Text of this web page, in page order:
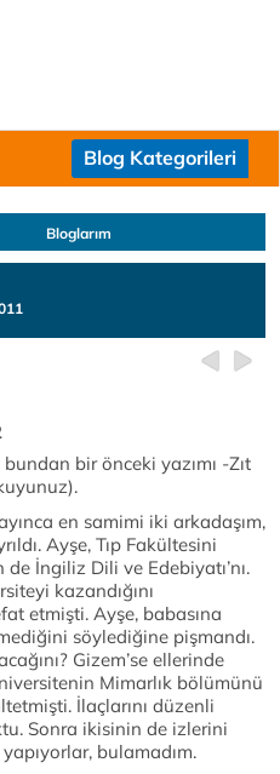
Blog Kategorileri
Bloglarım
bir önceki yazımı -Zıt
en samimi iki arkadaşım,
Ayşe, Tıp Fakültesini
de İngiliz Dili ve Edebiyatı’nı.
kazandığını
etmişti. Ayşe, babasına
söylediğine pişmandı.
Gizem’se ellerinde
Mimarlık bölümünü
İlaçlarını düzenli
Sonra ikisinin de izlerini
bulamadım.